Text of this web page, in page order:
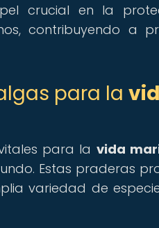
crucial en la
contribuyendo a
para la
para la vida
Estas praderas
variedad de